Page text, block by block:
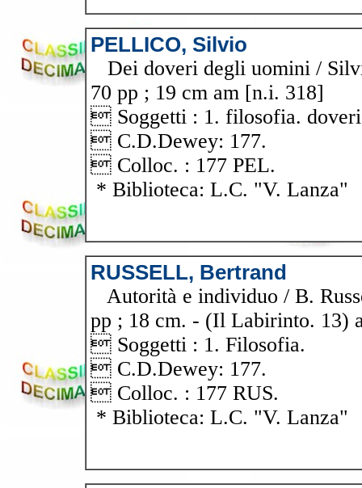
PELLICO, Silvio
Dei doveri degli uomini /
70 pp ; 19 cm am [n.i. 318]
 Soggetti : 1. filosofia.
 C.D.Dewey: 177.
 Colloc. : 177 PEL.
* Biblioteca: L.C. "V. Lanza"
RUSSELL, Bertrand
Autorità e individuo / B.
pp ; 18 cm. - (Il Labirinto. 13)
 Soggetti : 1. Filosofia.
 C.D.Dewey: 177.
 Colloc. : 177 RUS.
* Biblioteca: L.C. "V. Lanza"